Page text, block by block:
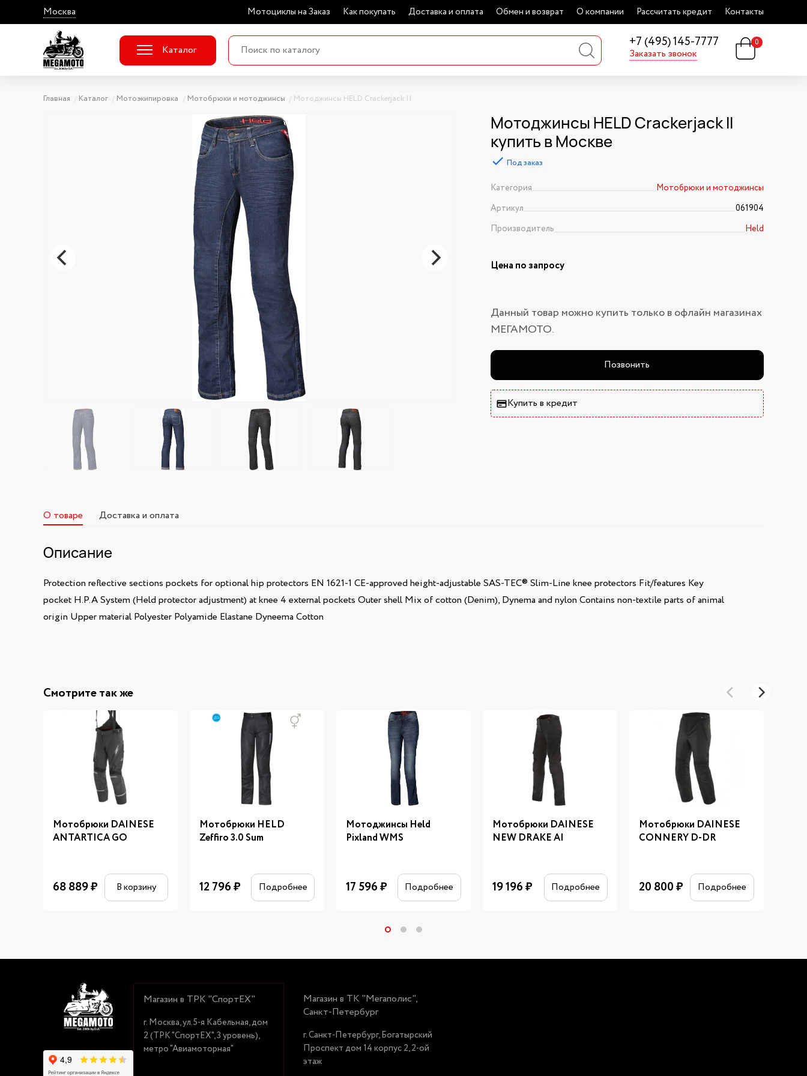
Москва Мотоциклы на Заказ Как покупать Доставка и оплата Обмен и возврат О компании Рассчитать кредит Контакты
+7 (495) 145-7777
Заказать звонок
Каталог
0
Главная Каталог Мотоэкипировка Мотобрюки и мотоджинсы Мотоджинсы HELD Crackerjack II
Мотоджинсы HELD Crackerjack II
купить в Москве
Под заказ
Категория
Мотобрюки и мотоджинсы
Артикул
061904
Производитель
Held
Цена по запросу
Данный товар можно купить только в офлайн магазинах
МЕГАМОТО.
Позвонить
Купить в кредит
О товаре Доставка и оплата
Описание
Protection reflective sections pockets for optional hip protectors EN 1621-1 CE-approved height-adjustable SAS-TEC® Slim-Line knee protectors Fit/features Key
pocket H.P.A System (Held protector adjustment) at knee 4 external pockets Outer shell Mix of cotton (Denim), Dynema and nylon Contains non-textile parts of animal
origin Upper material Polyester Polyamide Elastane Dyneema Cotton
Смотрите так же
Мотобрюки DAINESE
ANTARTICA GO
68 889₽ В корзину
Мотобрюки HELD
Zeffiro 3.0 Sum
12 796₽ Подробнее
Мотоджинсы Held
Pixland WMS
17 596₽ Подробнее
Мотобрюки DAINESE
NEW DRAKE AI
19 196₽ Подробнее
Мотобрюки DAINESE
CONNERY D-DR
20 800₽ Подробнее
Магазин в ТРК "СпортЕХ"
г. Москва, ул.5-я Кабельная, дом
2 (ТРК "СпортЕХ", 3 уровень),
метро "Авиамоторная"
Магазин в ТК "Мегаполис",
Санкт-Петербург
г. Санкт-Петербург, Богатырский
Проспект дом 14 корпус 2, 2-ой
этаж